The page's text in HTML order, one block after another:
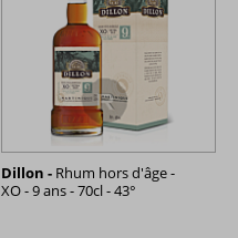
Dillon - Rhum hors d'âge -
XO - 9 ans - 70cl - 43°